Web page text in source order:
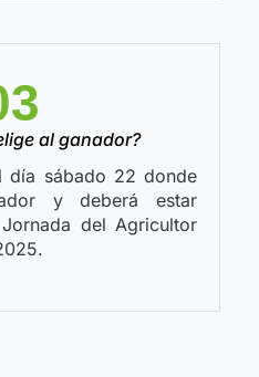
al ganador?
día sábado 22 donde
y deberá estar
del Agricultor